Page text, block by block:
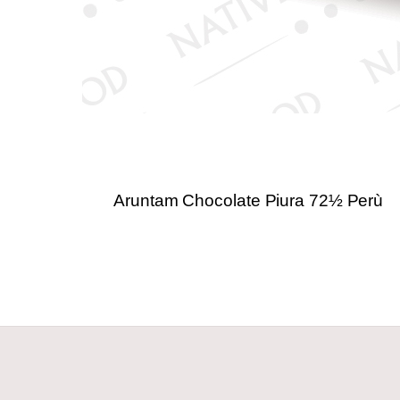
Aruntam Chocolate Piura 72½ Perù